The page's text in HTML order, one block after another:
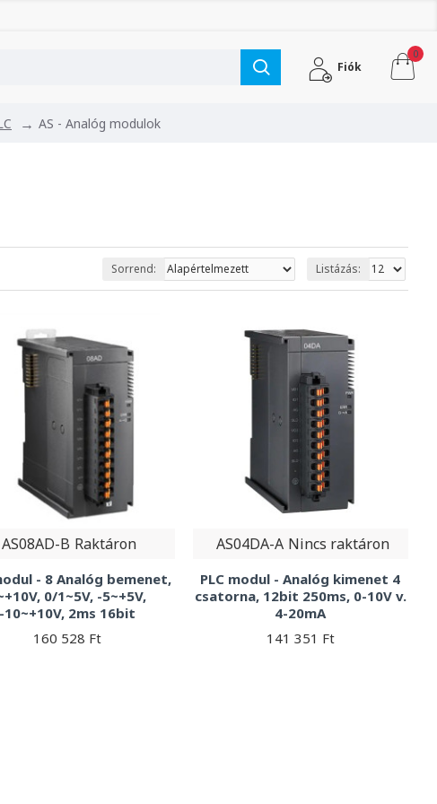
Fiók
0
AS - Analóg modulok
Sorrend: Listázás:
AS08AD-B Raktáron
- 8 Analóg bemenet,
0/1~5V, -5~+5V,
-10~+10V, 2ms 16bit
160 528 Ft
AS04DA-A Nincs raktáron
PLC modul - Analóg kimenet 4
csatorna, 12bit 250ms, 0-10V v.
4-20mA
141 351 Ft